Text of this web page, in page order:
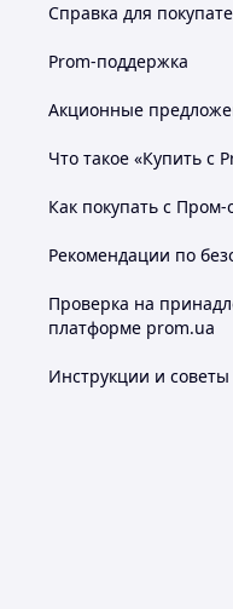
Справка для
Prom-поддержка
Акционные
Что такое «Купить с
Как покупать с Пром-
Рекомендации по
Проверка на
платформе prom.ua
Инструкции и советы